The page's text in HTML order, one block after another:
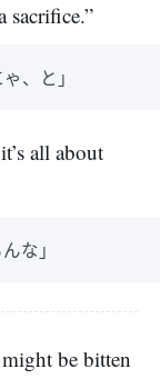
sacrifice.”
、と」
all about
な」
be bitten